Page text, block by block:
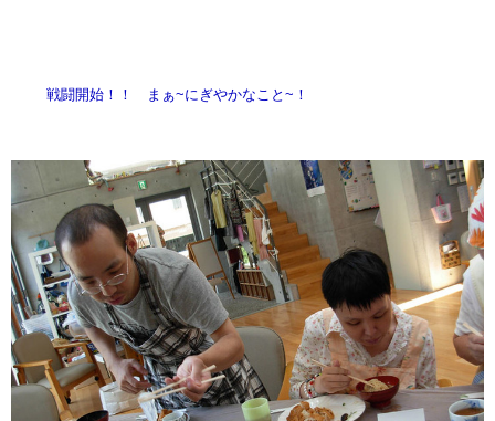
戦闘開始！！ まぁ~にぎやかなこと~！